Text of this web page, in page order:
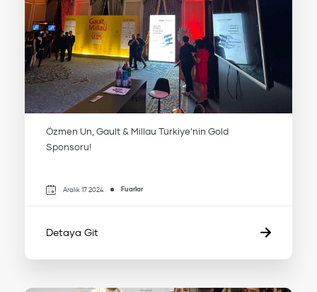
Özmen Un, Gault & Millau Türkiye’nin Gold
Sponsoru!
Aralık 17 2024 Fuarlar
Detaya Git